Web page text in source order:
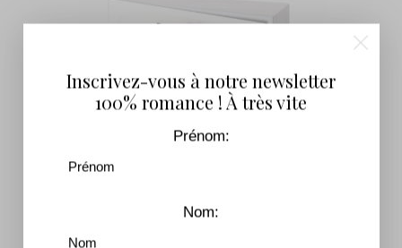
Inscrivez-vous à notre newsletter
100% romance ! À très vite
Prénom:
Nom: